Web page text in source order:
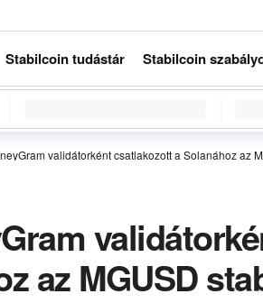
Stabilcoin tudástár Stabilcoin
validátorként csatlakozott a Solanához az
az MGUSD